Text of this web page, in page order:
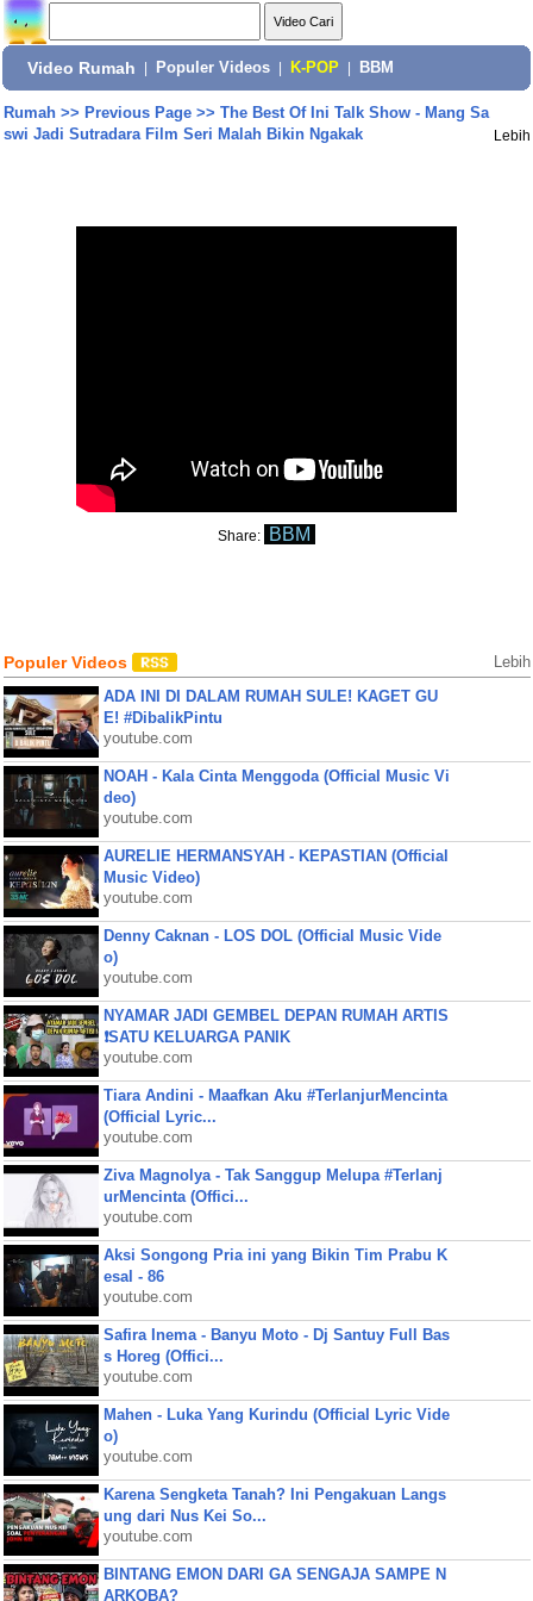
Video Rumah Populer Videos K-POP BBM
Rumah>> Previous Page>> The Best Of Ini Talk Show - Mang Sa
swi Jadi Sutradara Film Seri Malah Bikin Ngakak
Lebih
Share: BBM
Populer Videos Lebih
ADA INI DI DALAM RUMAH SULE! KAGET GU
E! #DibalikPintu
youtube.com
NOAH - Kala Cinta Menggoda (Official Music Vi
deo)
youtube.com
AURELIE HERMANSYAH - KEPASTIAN (Official
Music Video)
youtube.com
Denny Caknan - LOS DOL (Official Music Vide
o)
youtube.com
NYAMAR JADI GEMBEL DEPAN RUMAH ARTIS
❗SATU KELUARGA PANIK
youtube.com
Tiara Andini - Maafkan Aku #TerlanjurMencinta
(Official Lyric...
youtube.com
Ziva Magnolya - Tak Sanggup Melupa #Terlanj
urMencinta (Offici...
youtube.com
Aksi Songong Pria ini yang Bikin Tim Prabu K
esal - 86
youtube.com
Safira Inema - Banyu Moto - Dj Santuy Full Bas
s Horeg (Offici...
youtube.com
Mahen - Luka Yang Kurindu (Official Lyric Vide
o)
youtube.com
Karena Sengketa Tanah? Ini Pengakuan Langs
ung dari Nus Kei So...
youtube.com
BINTANG EMON DARI GA SENGAJA SAMPE N
ARKOBA?